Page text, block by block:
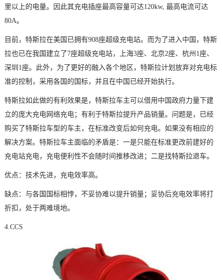
里以上的电量。因此其充电插座最高容量可达120kw, 最高电流可达
80A。
目前，特斯拉在美国已拥有908座超级充电站。而为了进入中国，特斯
拉也已在我国建立了7座超级充电站，上海3座、北京2座、杭州1座、
深圳1座。此外，为了更好的融入各个地区，特斯拉计划放弃对充电标
准的控制，采用各国的国标，并且在中国已经开始执行。
特斯拉如此做的有利效果是，特斯拉车主可以借用中国政府力量下建
立的庞大充电网络充电；有利于特斯拉提升产品销量。问题是，已经
购买了特斯拉车型的车主，在标准改变后如何充电。如果没有相应的
解决方案。特斯拉车主面临的矛盾是：一是只能在标准更改前建好的
充电站充电，充电便利性不会随时间推移改进；二是找特斯拉退车。
优点：技术先进，充电效率高。
缺点：与各国国标相悖，不妥协难以提升销量；妥协后充电效率将打
折扣，处于两难境地。
4.CCS